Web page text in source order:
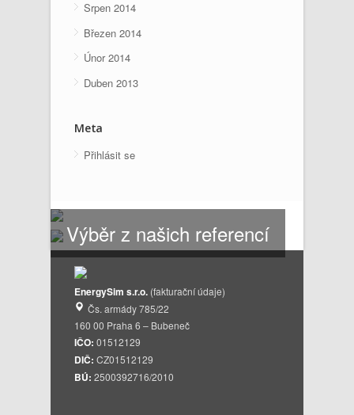
Srpen 2014
Březen 2014
Únor 2014
Duben 2013
Meta
Přihlásit se
Výběr z našich referencí
EnergySim s.r.o. (fakturační údaje)
Čs. armády 785/22
160 00 Praha 6 – Bubeneč
IČO: 01512129
DIČ: CZ01512129
BÚ: 2500392716/2010